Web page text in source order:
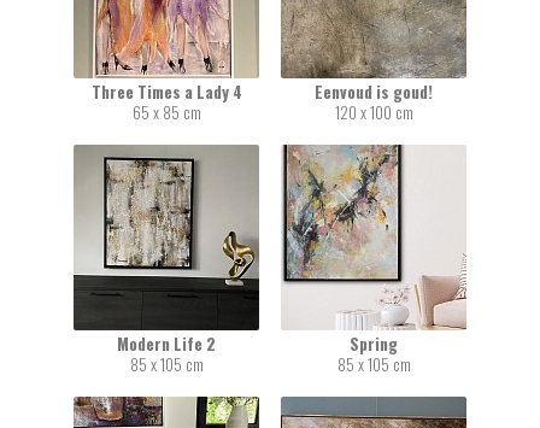
Three Times a Lady 4
65 x 85 cm
Eenvoud is goud!
120 x 100 cm
Modern Life 2
85 x 105 cm
Spring
85 x 105 cm